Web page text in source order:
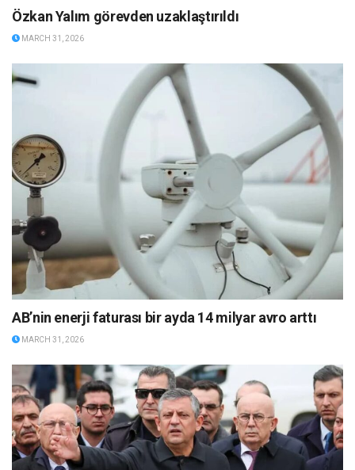
Özkan Yalım görevden uzaklaştırıldı
MARCH 31, 2026
AB’nin enerji faturası bir ayda 14 milyar avro arttı
MARCH 31, 2026